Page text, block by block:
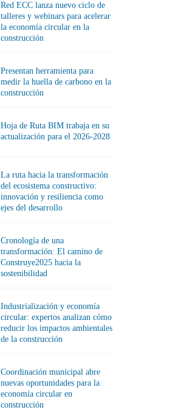
Red ECC lanza nuevo ciclo de
talleres y webinars para acelerar
la economía circular en la
construcción
Presentan herramienta para
medir la huella de carbono en la
construcción
Hoja de Ruta BIM trabaja en su
actualización para el 2026-2028
La ruta hacia la transformación
del ecosistema constructivo:
innovación y resiliencia como
ejes del desarrollo
Cronología de una
transformación: El camino de
Construye2025 hacia la
sostenibilidad
Industrialización y economía
circular: expertos analizan cómo
reducir los impactos ambientales
de la construcción
Coordinación municipal abre
nuevas oportunidades para la
economía circular en
construcción